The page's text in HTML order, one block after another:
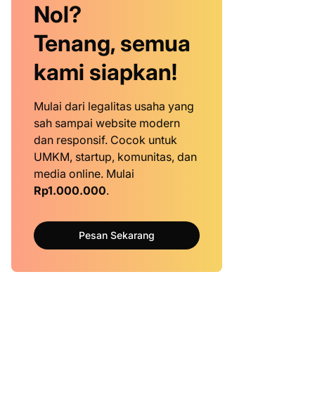
Nol?
Tenang, semua
kami siapkan!
Mulai dari legalitas usaha yang
sah sampai website modern
dan responsif. Cocok untuk
UMKM, startup, komunitas, dan
media online. Mulai
Rp1.000.000.
Pesan Sekarang